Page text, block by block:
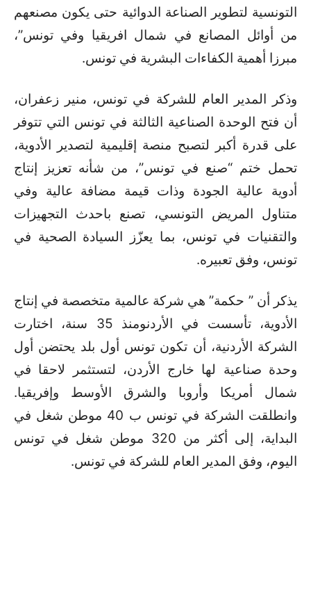
التونسية لتطوير الصناعة الدوائية حتى يكون مصنعهم
من أوائل المصانع في شمال افريقيا وفي تونس”،
مبرزا أهمية الكفاءات البشرية في تونس.
وذكر المدير العام للشركة في تونس، منير زعفران،
أن فتح الوحدة الصناعية الثالثة في تونس التي تتوفر
على قدرة أكبر لتصبح منصة إقليمية لتصدير الأدوية،
تحمل ختم “صنع في تونس”، من شأنه تعزيز إنتاج
أدوية عالية الجودة وذات قيمة مضافة عالية وفي
متناول المريض التونسي، تصنع باحدث التجهيزات
والتقنيات في تونس، بما يعزّز السيادة الصحية في
تونس، وفق تعبيره.
يذكر أن ” حكمة” هي شركة عالمية متخصصة في إنتاج
الأدوية، تأسست في الأردنومنذ 35 سنة، اختارت
الشركة الأردنية، أن تكون تونس أول بلد يحتضن أول
وحدة صناعية لها خارج الأردن، لتستثمر لاحقا في
شمال أمريكا وأروبا والشرق الأوسط وإفريقيا.
وانطلقت الشركة في تونس ب 40 موطن شغل في
البداية، إلى أكثر من 320 موطن شغل في تونس
اليوم، وفق المدير العام للشركة في تونس.